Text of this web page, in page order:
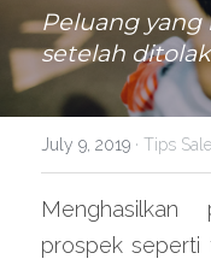
Peluang yang
setelah
July 9, 2019 · Tips
Menghasilkan
prospek seperti